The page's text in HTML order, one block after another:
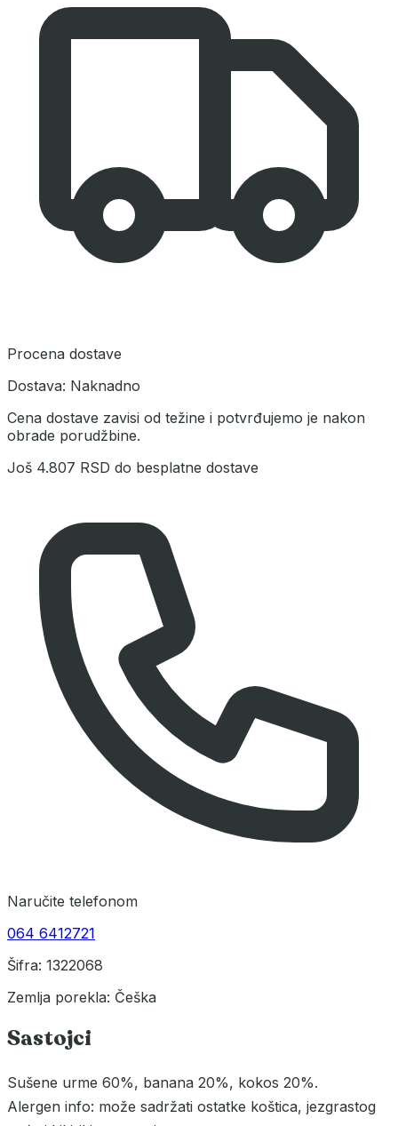
Procena dostave
Dostava: Naknadno
Cena dostave zavisi od težine i potvrđujemo je nakon
obrade porudžbine.
Još 4.807 RSD do besplatne dostave
Naručite telefonom
064 6412721
Šifra: 1322068
Zemlja porekla: Češka
Sastojci
Sušene urme 60%, banana 20%, kokos 20%.
Alergen info: može sadržati ostatke koštica, jezgrastog